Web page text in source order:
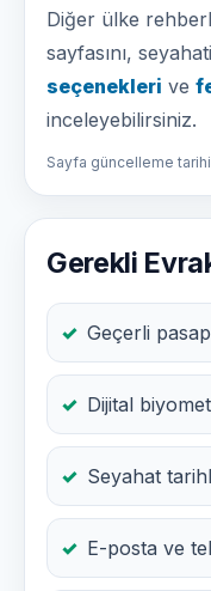
Diğer ülke
sayfasını,
seçenekleri ve
inceleyebilirsiniz.
Sayfa güncelleme
Gerekli
Geçerli
Dijital
Seyahat
E-posta ve